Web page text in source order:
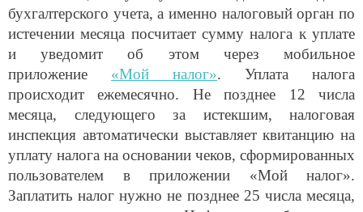
бухгалтерского учета, а именно налоговый орган по
истечении месяца посчитает сумму налога к уплате
и уведомит об этом через мобильное
приложение «Мой налог». Уплата налога
происходит ежемесячно. Не позднее 12 числа
месяца, следующего за истекшим, налоговая
инспекция автоматически выставляет квитанцию на
уплату налога на основании чеков, сформированных
пользователем в приложении «Мой налог».
Заплатить налог нужно не позднее 25 числа месяца,